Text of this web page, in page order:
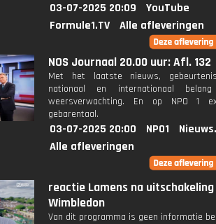
03-07-2025 20:09
YouTube
Formule1.TV
Alle afleveringen
NOS Journaal 20.00 uur: Afl. 132
Met het laatste nieuws,
nationaal en internationaal
weersverwachting. En op NPO 1
gebarentaal.
03-07-2025 20:00 NPO1
Alle afleveringen
reactie Lamens na uitschakeling
Wimbledon
Van dit programma is geen informatie